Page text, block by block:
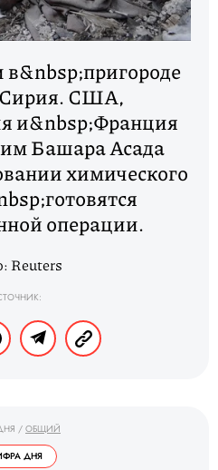
США,
и&nbsp;Франция
Башара Асада
химического
операции.
Reuters
/ ОБЩИЙ
ДНЯ